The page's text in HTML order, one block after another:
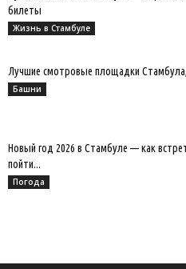
билеты
Жизнь в Стамбуле
Лучшие смотровые площадки
Башни
Новый год 2026 в Стамбуле — как
пойти...
Погода